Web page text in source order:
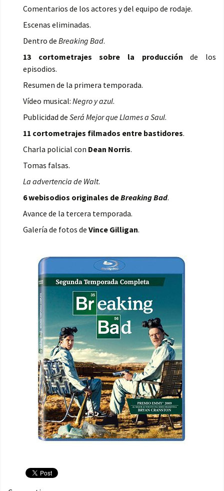
Comentarios de los actores y del equipo de rodaje.
Escenas eliminadas.
Dentro de Breaking Bad.
13 cortometrajes sobre la producción de los
episodios.
Resumen de la primera temporada.
Vídeo musical: Negro y azul.
Publicidad de Será Mejor que Llames a Saul.
11 cortometrajes filmados entre bastidores.
Charla policial con Dean Norris.
Tomas falsas.
La advertencia de Walt.
6 webisodios originales deBreaking Bad.
Avance de la tercera temporada.
Galería de fotos de Vince Gilligan.